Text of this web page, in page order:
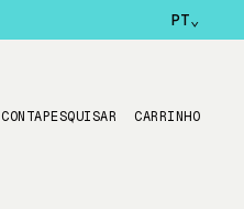
PT⌄
CONTAPESQUISAR CARRINHO